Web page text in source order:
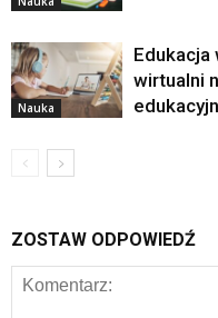
Nauka
Edukacja
wirtualni
ZOSTAW ODPOWIEDŹ